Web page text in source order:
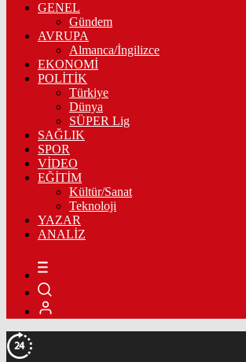
GENEL
Gündem
AVRUPA
Almanca/İngilizce
EKONOMİ
POLİTİK
Türkiye
Dünya
SÜPER Lig
SAĞLIK
SPOR
VİDEO
EĞİTİM
Kültür/Sanat
Teknoloji
YAZAR
ANALİZ